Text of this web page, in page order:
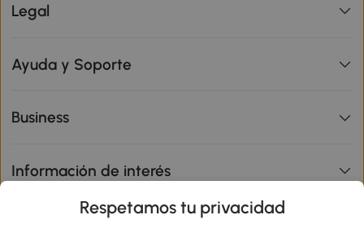
Legal
Ayuda y Soporte
Business
Información de interés
Respetamos tu privacidad